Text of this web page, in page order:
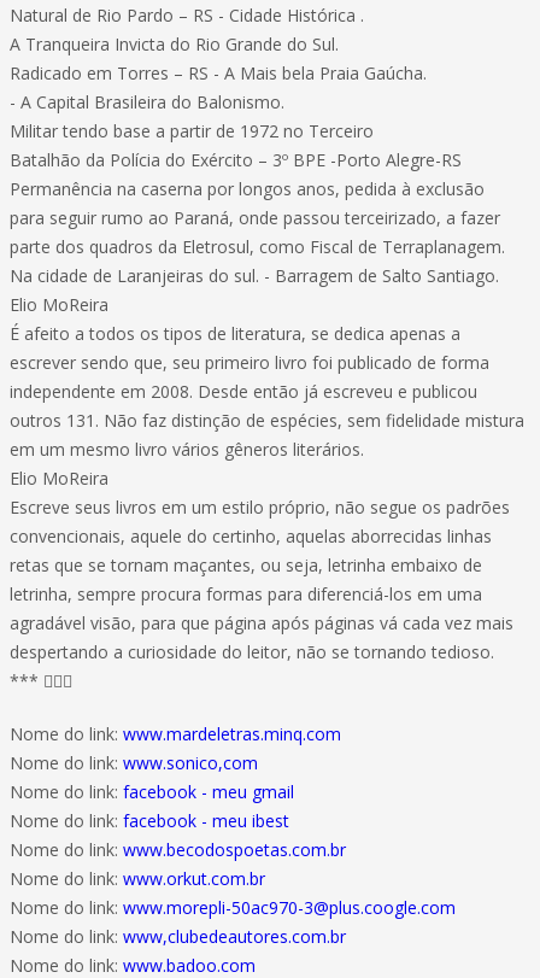
Natural de Rio Pardo – RS - Cidade Histórica .
A Tranqueira Invicta do Rio Grande do Sul.
Radicado em Torres – RS - A Mais bela Praia Gaúcha.
- A Capital Brasileira do Balonismo.
Militar tendo base a partir de 1972 no Terceiro
Batalhão da Polícia do Exército – 3º BPE -Porto Alegre-RS
Permanência na caserna por longos anos, pedida à exclusão
para seguir rumo ao Paraná, onde passou terceirizado, a fazer
parte dos quadros da Eletrosul, como Fiscal de Terraplanagem.
Na cidade de Laranjeiras do sul. - Barragem de Salto Santiago.
Elio MoReira
É afeito a todos os tipos de literatura, se dedica apenas a
escrever sendo que, seu primeiro livro foi publicado de forma
independente em 2008. Desde então já escreveu e publicou
outros 131. Não faz distinção de espécies, sem fidelidade mistura
em um mesmo livro vários gêneros literários.
Elio MoReira
Escreve seus livros em um estilo próprio, não segue os padrões
convencionais, aquele do certinho, aquelas aborrecidas linhas
retas que se tornam maçantes, ou seja, letrinha embaixo de
letrinha, sempre procura formas para diferenciá-los em uma
agradável visão, para que página após páginas vá cada vez mais
despertando a curiosidade do leitor, não se tornando tedioso.
*** 
Nome do link: www.mardeletras.minq.com
Nome do link: www.sonico,com
Nome do link: facebook - meu gmail
Nome do link: facebook - meu ibest
Nome do link: www.becodospoetas.com.br
Nome do link: www.orkut.com.br
Nome do link: www.morepli-50ac970-3@plus.coogle.com
Nome do link: www,clubedeautores.com.br
Nome do link: www.badoo.com